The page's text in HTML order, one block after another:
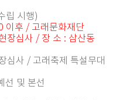
립 시행)
이후 / 고래문화재단
심사 / 장 소 : 삼산동
사 / 고래축제 특설무대
선 및 본선